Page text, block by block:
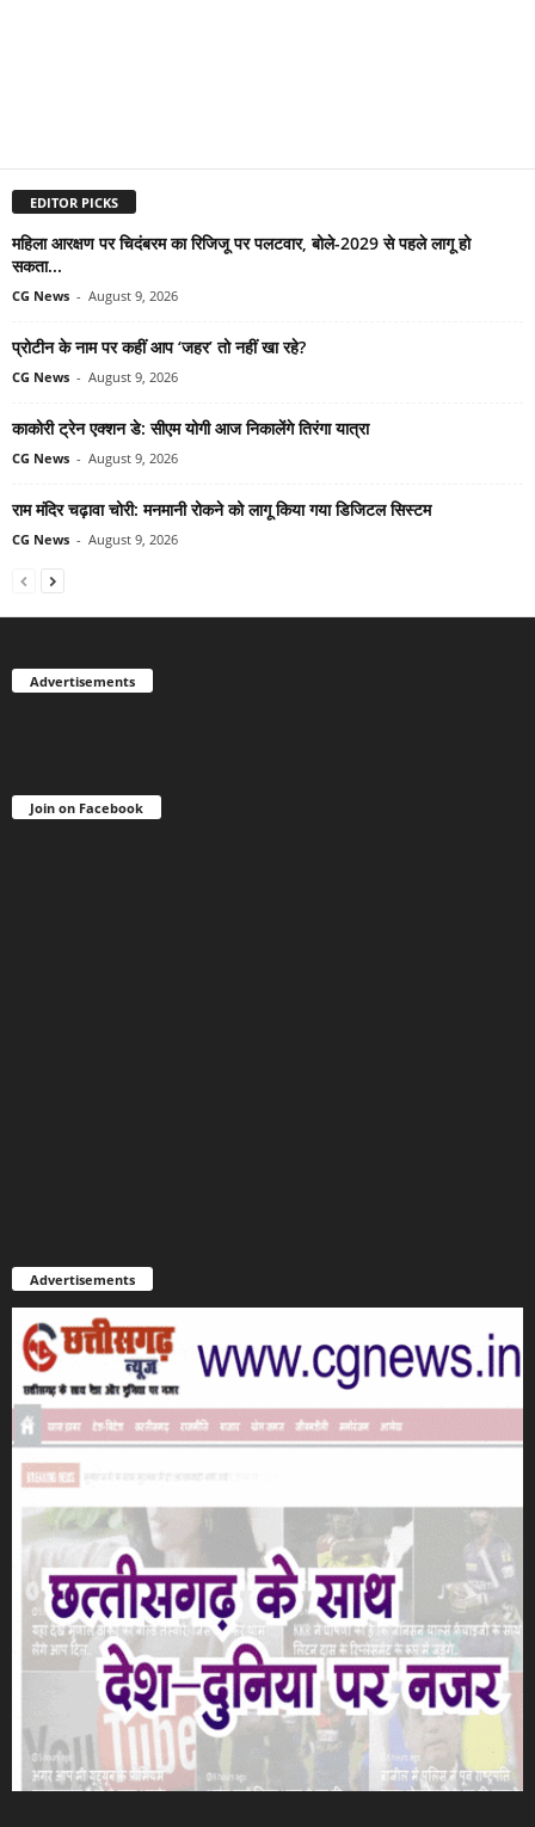
EDITOR PICKS
महिला आरक्षण पर चिदंबरम का रिजिजू पर पलटवार, बोले-2029 से पहले लागू हो
सकता...
CG News - August 9, 2026
प्रोटीन के नाम पर कहीं आप ‘जहर’ तो नहीं खा रहे?
CG News - August 9, 2026
काकोरी ट्रेन एक्शन डे: सीएम योगी आज निकालेंगे तिरंगा यात्रा
CG News - August 9, 2026
राम मंदिर चढ़ावा चोरी: मनमानी रोकने को लागू किया गया डिजिटल सिस्टम
CG News - August 9, 2026
Advertisements
Join on Facebook
Advertisements